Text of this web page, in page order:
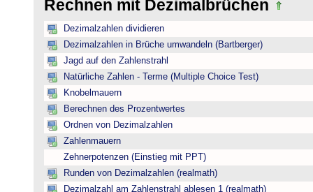
Rechnen mit Dezimalbrüchen
Dezimalzahlen dividieren
Dezimalzahlen in Brüche umwandeln (Bartberger)
Jagd auf den Zahlenstrahl
Natürliche Zahlen - Terme (Multiple Choice Test)
Knobelmauern
Berechnen des Prozentwertes
Ordnen von Dezimalzahlen
Zahlenmauern
Zehnerpotenzen (Einstieg mit PPT)
Runden von Dezimalzahlen (realmath)
Dezimalzahl am Zahlenstrahl ablesen 1 (realmath)